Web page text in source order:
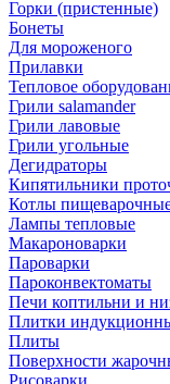
Горки (пристенные)
Бонеты
Для мороженого
Прилавки
Тепловое
Грили salamander
Грили лавовые
Грили угольные
Дегидраторы
Кипятильники
Котлы
Лампы тепловые
Макароноварки
Пароварки
Пароконвектоматы
Печи коптильни и
Плитки
Плиты
Поверхности
Рисоварки